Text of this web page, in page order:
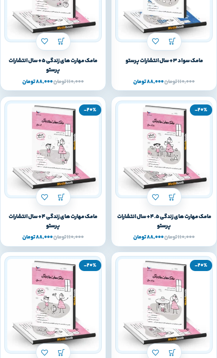
مامک سواد 3+ سال انتشارات پرستو
110,000تومان88,000تومان
مامک مهارت های زندگی 5+ سال انتشارات
پرستو
110,000تومان88,000تومان
-20%
مامک مهارت های زندگی 4.5+ سال انتشارات
پرستو
110,000تومان88,000تومان
-20%
مامک مهارت های زندگی 4+ سال انتشارات
پرستو
110,000تومان88,000تومان
-20%
-20%